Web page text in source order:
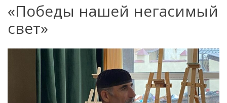
«Победы нашей негасимый
свет»